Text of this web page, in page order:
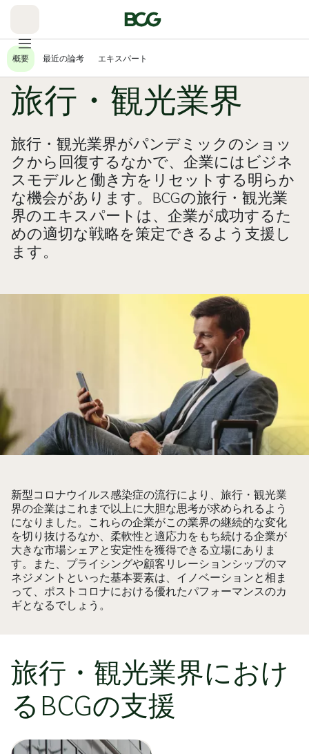
概要 最近の論考 エキスパート
旅行・観光業界
旅行・観光業界がパンデミックのショッ
クから回復するなかで、企業にはビジネ
スモデルと働き方をリセットする明らか
な機会があります。BCGの旅行・観光業
界のエキスパートは、企業が成功するた
めの適切な戦略を策定できるよう支援し
ます。
新型コロナウイルス感染症の流行により、旅行・観光業
界の企業はこれまで以上に大胆な思考が求められるよう
になりました。これらの企業がこの業界の継続的な変化
を切り抜けるなか、柔軟性と適応力をもち続ける企業が
大きな市場シェアと安定性を獲得できる立場にありま
す。また、プライシングや顧客リレーションシップのマ
ネジメントといった基本要素は、イノベーションと相ま
って、ポストコロナにおける優れたパフォーマンスのカ
ギとなるでしょう。
旅行・観光業界におけ
るBCGの支援